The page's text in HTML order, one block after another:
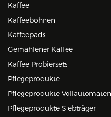
Kaffee
Kaffeebohnen
Kaffeepads
Gemahlener Kaffee
Kaffee Probiersets
Pflegeprodukte
Pflegeprodukte Vollautomaten
Pflegeprodukte Siebträger